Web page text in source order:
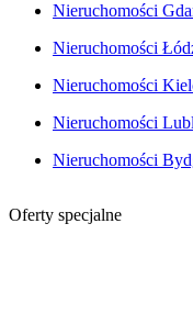
Nieruchomości
Nieruchomości
Nieruchomości
Nieruchomości
Nieruchomości
Oferty specjalne